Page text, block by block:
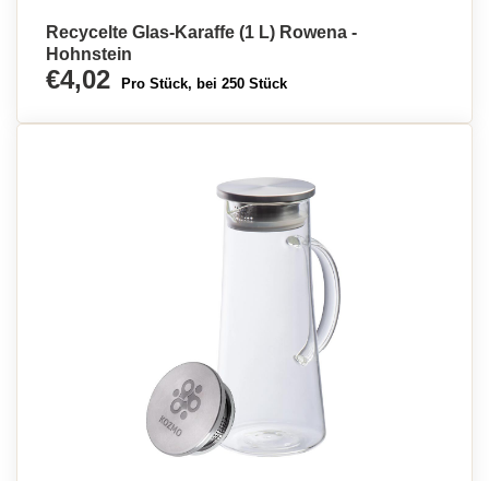
Recycelte Glas-Karaffe (1 L) Rowena -
Hohnstein
€4,02 Pro Stück, bei 250 Stück